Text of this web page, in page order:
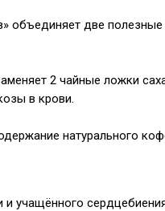
объединяет две
2 чайные ложки
в крови.
натурального
и учащённого